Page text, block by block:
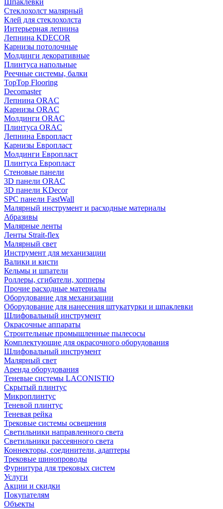
Шпаклевки
Стеклохолст малярный
Клей для стеклохолста
Интерьерная лепнина
Лепнина KDECOR
Карнизы потолочные
Молдинги декоративные
Плинтуса напольные
Реечные системы, балки
TopTop Flooring
Decomaster
Лепнина ORAC
Карнизы ORAC
Молдинги ORAC
Плинтуса ORAC
Лепнина Европласт
Карнизы Европласт
Молдинги Европласт
Плинтуса Европласт
Стеновые панели
3D панели ORAC
3D панели KDecor
SPC панели FastWall
Малярный инструмент и расходные материалы
Абразивы
Малярные ленты
Ленты Strait-flex
Малярный свет
Инструмент для механизации
Валики и кисти
Кельмы и шпатели
Роллеры, сгибатели, хопперы
Прочие расходные материалы
Оборудование для механизации
Оборудование для нанесения штукатурки и шпаклевки
Шлифовальный инструмент
Окрасочные аппараты
Строительные промышленные пылесосы
Комплектующие для окрасочного оборудования
Шлифовальный инструмент
Малярный свет
Аренда оборудования
Теневые системы LACONISTIQ
Скрытый плинтус
Микроплинтус
Теневой плинтус
Теневая рейка
Трековые системы освещения
Светильники направленного света
Светильники рассеянного света
Коннекторы, соединители, адаптеры
Трековые шинопроводы
Фурнитура для трековых систем
Услуги
Акции и скидки
Покупателям
Объекты